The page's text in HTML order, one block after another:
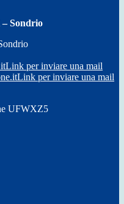
Sondrio
Link per inviare una mail
Link per inviare una mail
UFWXZ5